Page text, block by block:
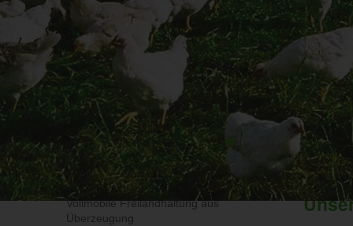
Unsere Ställe
Slide
Vollmobile Freilandhaltung aus
Überzeugung